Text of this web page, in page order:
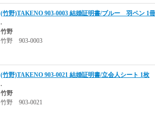
(竹野)TAKENO 903-0003 結婚証明書/ブルー 羽ペン 1冊
.
竹野
竹野 903-0003
(竹野)TAKENO 903-0021 結婚証明書/立会人シート 1枚
.
竹野
竹野 903-0021